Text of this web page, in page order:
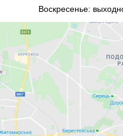
Воскресенье: